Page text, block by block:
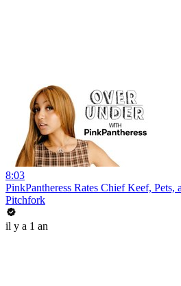
8:03
PinkPantheress Rates Chief Keef, Pets,
Pitchfork
il y a 1 an